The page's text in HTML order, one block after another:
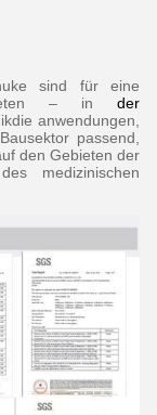
sind für eine
– in der
anwendungen,
passend,
den Gebieten der
medizinischen